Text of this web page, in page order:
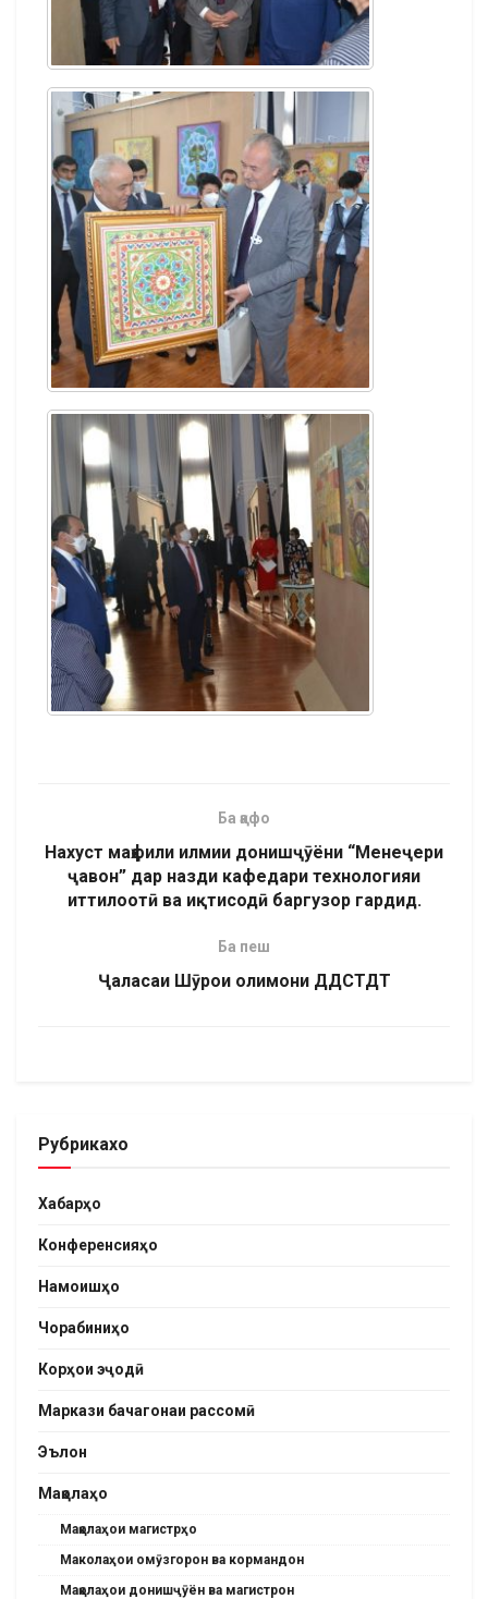
Ба қафо
Нахуст маҳфили илмии донишҷӯёни “Менеҷери
ҷавон” дар назди кафедари технологияи
иттилоотӣ ва иқтисодӣ баргузор гардид.
Ба пеш
Ҷаласаи Шӯрои олимони ДДСТДТ
Рубрикахо
Хабарҳо
Конференсияҳо
Намоишҳо
Чорабиниҳо
Корҳои эҷодӣ
Маркази бачагонаи рассомӣ
Эълон
Мақолаҳо
Мақолаҳои магистрҳо
Маколаҳои омӯзгорон ва кормандон
Мақолаҳои донишҷӯён ва магистрон